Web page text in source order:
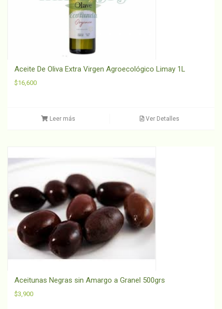
Aceite De Oliva Extra Virgen Agroecológico Limay 1L
$16,600
Leer más Ver Detalles
Aceitunas Negras sin Amargo a Granel 500grs
$3,900